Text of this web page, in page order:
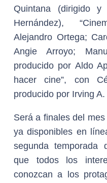
Quintana (dirigido y
Hernández),
Alejandro Ortega;
Angie Arroyo;
producido por Aldo
hacer cine”, con
producido por Irving
Será a finales del
ya disponibles en
segunda temporada
que todos los
conozcan a los